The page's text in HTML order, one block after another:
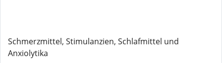
Schmerzmittel, Stimulanzien, Schlafmittel und
Anxiolytika